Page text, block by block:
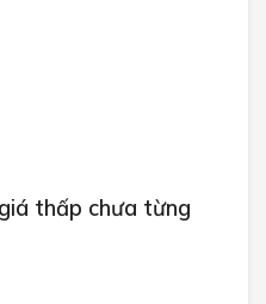
thấp chưa từng